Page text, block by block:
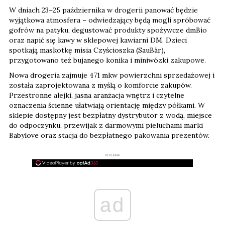
W dniach 23–25 października w drogerii panować będzie
wyjątkowa atmosfera – odwiedzający będą mogli spróbować
gofrów na patyku, degustować produkty spożywcze dmBio
oraz napić się kawy w sklepowej kawiarni DM. Dzieci
spotkają maskotkę misia Czyścioszka (SauBär),
przygotowano też bujanego konika i miniwózki zakupowe.
Nowa drogeria zajmuje 471 mkw powierzchni sprzedażowej i
została zaprojektowana z myślą o komforcie zakupów.
Przestronne alejki, jasna aranżacja wnętrz i czytelne
oznaczenia ścienne ułatwiają orientację między półkami. W
sklepie dostępny jest bezpłatny dystrybutor z wodą, miejsce
do odpoczynku, przewijak z darmowymi pieluchami marki
Babylove oraz stacja do bezpłatnego pakowania prezentów.
REKLAMA
ad